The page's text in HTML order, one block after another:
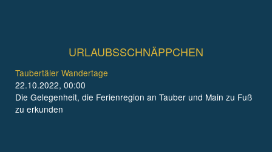
URLAUBSSCHNÄPPCHEN
Taubertäler Wandertage
22.10.2022, 00:00
Die Gelegenheit, die Ferienregion an Tauber und Main zu Fuß
zu erkunden